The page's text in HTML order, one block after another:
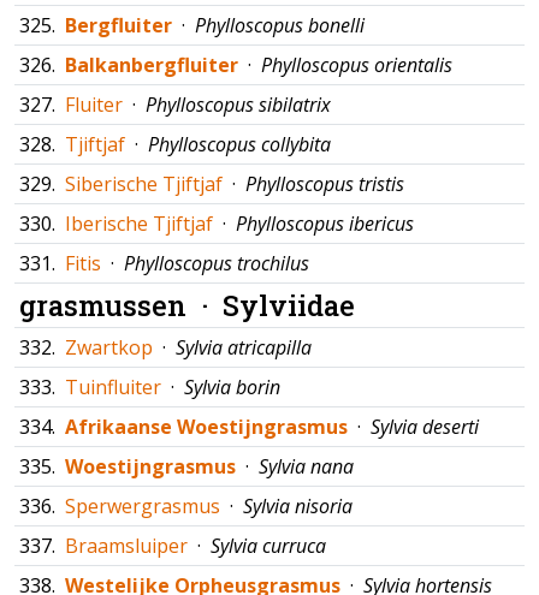
325. Bergfluiter · Phylloscopus bonelli
326. Balkanbergfluiter · Phylloscopus orientalis
327. Fluiter · Phylloscopus sibilatrix
328. Tjiftjaf · Phylloscopus collybita
329. Siberische Tjiftjaf · Phylloscopus tristis
330. Iberische Tjiftjaf · Phylloscopus ibericus
331. Fitis · Phylloscopus trochilus
grasmussen · Sylviidae
332. Zwartkop · Sylvia atricapilla
333. Tuinfluiter · Sylvia borin
334. Afrikaanse Woestijngrasmus · Sylvia deserti
335. Woestijngrasmus · Sylvia nana
336. Sperwergrasmus · Sylvia nisoria
337. Braamsluiper · Sylvia curruca
338. Westelijke Orpheusgrasmus · Sylvia hortensis